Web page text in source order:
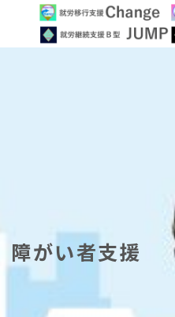
障がい者支援